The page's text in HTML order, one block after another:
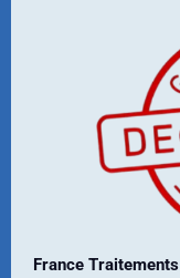
France Traitements